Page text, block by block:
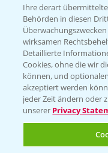
Ihre derart
Behörden in diesen
wirksamen
Detaillierte
Cookies, ohne die wir
können, und
akzeptiert werden
jeder Zeit ändern oder
unserer Privacy